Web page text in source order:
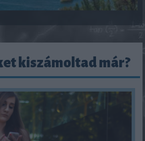
kiszámoltad már?